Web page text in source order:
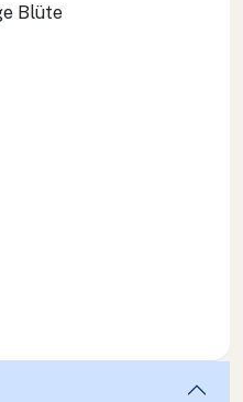
Blüte